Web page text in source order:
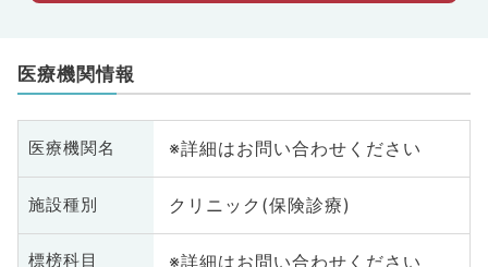
医療機関情報
医療機関名 ※詳細はお問い合わせください
施設種別 クリニック(保険診療)
標榜科目 ※詳細はお問い合わせください